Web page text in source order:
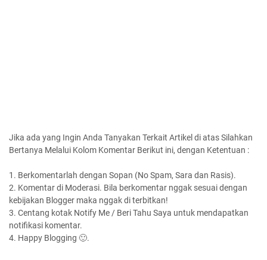
Jika ada yang Ingin Anda Tanyakan Terkait Artikel di atas Silahkan
Bertanya Melalui Kolom Komentar Berikut ini, dengan Ketentuan :
1. Berkomentarlah dengan Sopan (No Spam, Sara dan Rasis).
2. Komentar di Moderasi. Bila berkomentar nggak sesuai dengan
kebijakan Blogger maka nggak di terbitkan!
3. Centang kotak Notify Me / Beri Tahu Saya untuk mendapatkan
notifikasi komentar.
4. Happy Blogging 🙂.